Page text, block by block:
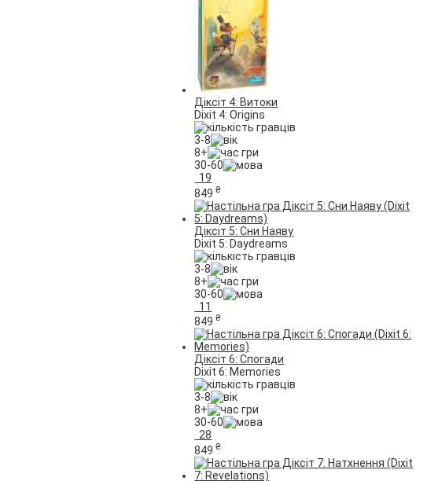
Діксіт 4: Витоки
Dixit 4: Origins
3-8
8+
30-60
19
849₴
Діксіт 5: Сни Наяву
Dixit 5: Daydreams
3-8
8+
30-60
11
849₴
Діксіт 6: Спогади
Dixit 6: Memories
3-8
8+
30-60
28
849₴